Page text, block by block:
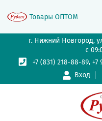
г. Нижний Новгород,
с
+7 (831) 218-88-89,+7
Вход
Товары ОПТОМ